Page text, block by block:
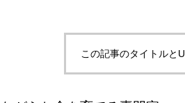
この記事のタイトルと